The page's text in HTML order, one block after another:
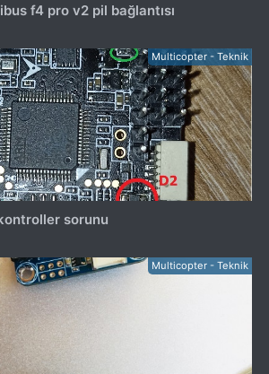
f4 pro v2 pil bağlantısı
Multicopter - Teknik
sorunu
Multicopter - Teknik